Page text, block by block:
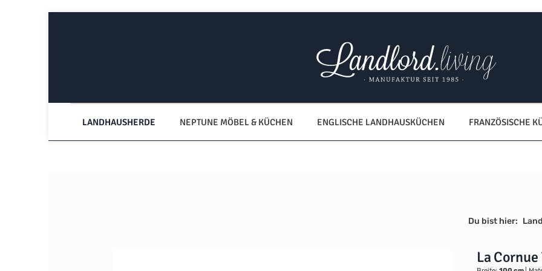
LANDHAUSHERDE NEPTUNE MÖBEL & KÜCHEN ENGLISCHE LANDHAUSKÜCHEN FRANZÖSISCHE
Du bist hier:
La